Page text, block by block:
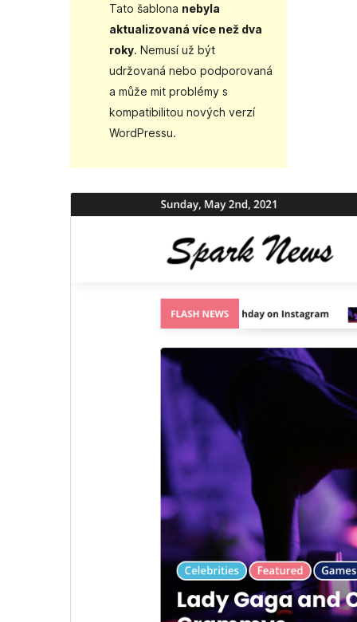
Tato šablona nebyla
aktualizovaná více než dva
roky. Nemusí už být
udržovaná nebo podporovaná
a může mit problémy s
kompatibilitou nových verzí
WordPressu.